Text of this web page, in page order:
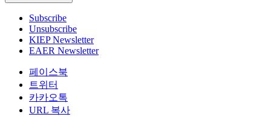
Subscribe
Unsubscribe
KIEP Newsletter
EAER Newsletter
페이스북
트위터
카카오톡
URL 복사